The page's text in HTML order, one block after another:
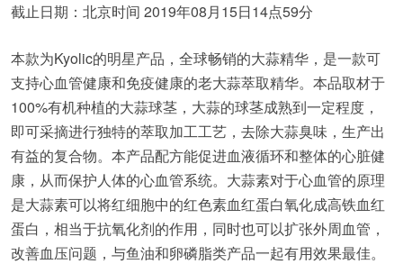
截止日期：北京时间 2019年08月15日14点59分
本款为Kyolic的明星产品，全球畅销的大蒜精华，是一款可
支持心血管健康和免疫健康的老大蒜萃取精华。本品取材于
100%有机种植的大蒜球茎，大蒜的球茎成熟到一定程度，
即可采摘进行独特的萃取加工工艺，去除大蒜臭味，生产出
有益的复合物。本产品配方能促进血液循环和整体的心脏健
康，从而保护人体的心血管系统。大蒜素对于心血管的原理
是大蒜素可以将红细胞中的红色素血红蛋白氧化成高铁血红
蛋白，相当于抗氧化剂的作用，同时也可以扩张外周血管，
改善血压问题，与鱼油和卵磷脂类产品一起有用效果最佳。